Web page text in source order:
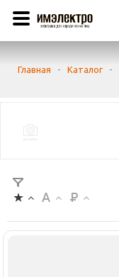
Главная - Каталог -